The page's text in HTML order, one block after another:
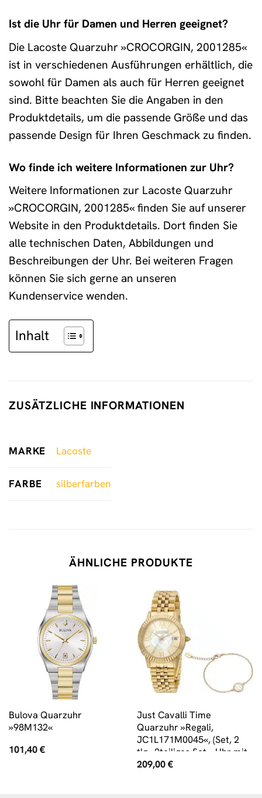
Ist die Uhr für Damen und Herren geeignet?
Die Lacoste Quarzuhr »CROCORGIN, 2001285«
ist in verschiedenen Ausführungen erhältlich, die
sowohl für Damen als auch für Herren geeignet
sind. Bitte beachten Sie die Angaben in den
Produktdetails, um die passende Größe und das
passende Design für Ihren Geschmack zu finden.
Wo finde ich weitere Informationen zur Uhr?
Weitere Informationen zur Lacoste Quarzuhr
»CROCORGIN, 2001285« finden Sie auf unserer
Website in den Produktdetails. Dort finden Sie
alle technischen Daten, Abbildungen und
Beschreibungen der Uhr. Bei weiteren Fragen
können Sie sich gerne an unseren
Kundenservice wenden.
Inhalt
ZUSÄTZLICHE INFORMATIONEN
MARKE Lacoste
FARBE silberfarben
ÄHNLICHE PRODUKTE
Bulova Quarzuhr
»98M132«
101,40€
Just Cavalli Time
Quarzuhr »Regali,
JC1L171M0045«, (Set, 2
tlg., 2teiliges Set – Uhr mit
passendem
209,00€